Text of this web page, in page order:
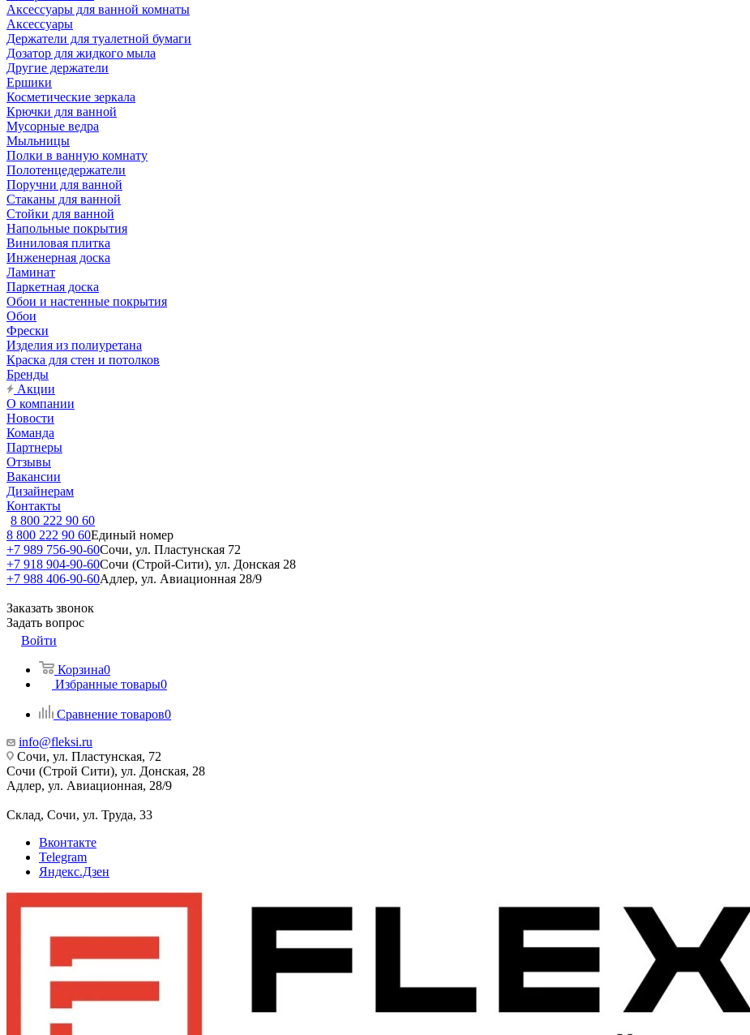
Аксессуары для ванной комнаты
Аксессуары
Держатели для туалетной бумаги
Дозатор для жидкого мыла
Другие держатели
Ершики
Косметические зеркала
Крючки для ванной
Мусорные ведра
Мыльницы
Полки в ванную комнату
Полотенцедержатели
Поручни для ванной
Стаканы для ванной
Стойки для ванной
Напольные покрытия
Виниловая плитка
Инженерная доска
Ламинат
Паркетная доска
Обои и настенные покрытия
Обои
Фрески
Изделия из полиуретана
Краска для стен и потолков
Бренды
Акции
О компании
Новости
Команда
Партнеры
Отзывы
Вакансии
Дизайнерам
Контакты
8 800 222 90 60
8 800 222 90 60Единый номер
+7 989 756-90-60Сочи, ул. Пластунская 72
+7 918 904-90-60Сочи (Строй-Сити), ул. Донская 28
+7 988 406-90-60Адлер, ул. Авиационная 28/9
Заказать звонок
Задать вопрос
Войти
Корзина0
Избранные товары0
Сравнение товаров0
info@fleksi.ru
Сочи, ул. Пластунская, 72
Сочи (Строй Сити), ул. Донская, 28
Адлер, ул. Авиационная, 28/9
Склад, Сочи, ул. Труда, 33
Вконтакте
Telegram
Яндекс.Дзен